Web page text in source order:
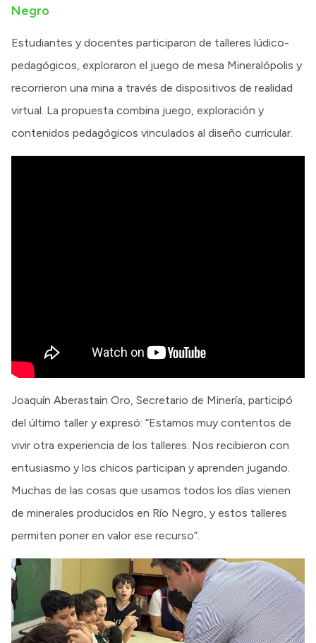
Negro
Estudiantes y docentes participaron de talleres lúdico-
pedagógicos, exploraron el juego de mesa Mineralópolis y
recorrieron una mina a través de dispositivos de realidad
virtual. La propuesta combina juego, exploración y
contenidos pedagógicos vinculados al diseño curricular.
Joaquín Aberastain Oro, Secretario de Minería, participó
del último taller y expresó: “Estamos muy contentos de
vivir otra experiencia de los talleres. Nos recibieron con
entusiasmo y los chicos participan y aprenden jugando.
Muchas de las cosas que usamos todos los días vienen
de minerales producidos en Río Negro, y estos talleres
permiten poner en valor ese recurso”.